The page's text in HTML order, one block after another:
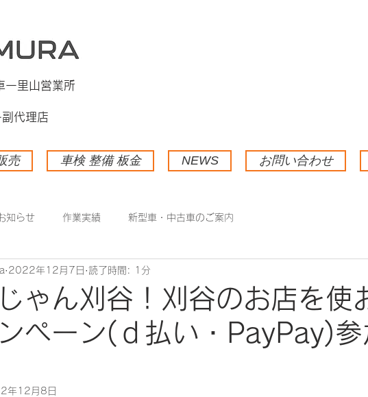
一里山営業所
副代理店
売 車検 整備 板金 NEWS お問い合わせ
知らせ 作業実績 新型車・中古車のご案内
ゃん刈谷！刈谷のお店を使
ペーン(ｄ払い・PayPay)参
2022年12月7日 読了時間: 1分
年12月8日